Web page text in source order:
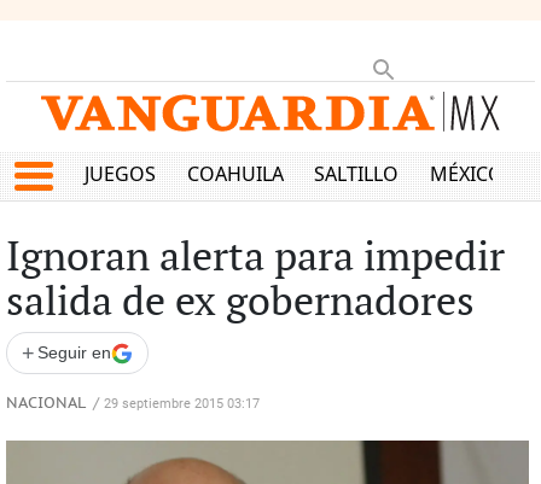
JUEGOS COAHUILA SALTILLO MÉXICO
Ignoran alerta para impedir
salida de ex gobernadores
+ Seguir en
NACIONAL / 29 septiembre 2015 03:17